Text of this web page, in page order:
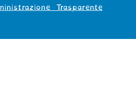
Trasparente